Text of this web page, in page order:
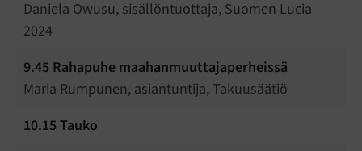
Daniela Owusu, sisällöntuottaja, Suomen Lucia
2024
9.45 Rahapuhe maahanmuuttajaperheissä
Maria Rumpunen, asiantuntija, Takuusäätiö
10.15 Tauko